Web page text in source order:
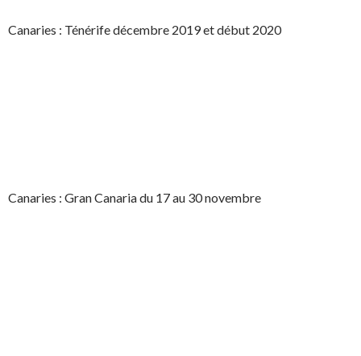
Canaries : Ténérife décembre 2019 et début 2020
Canaries : Gran Canaria du 17 au 30 novembre